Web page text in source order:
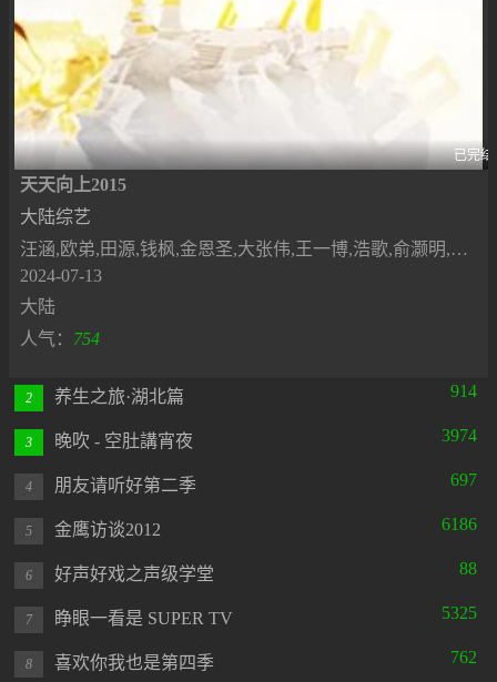
已完结
天天向上2015
大陆综艺
汪涵,欧弟,田源,钱枫,金恩圣,大张伟,王一博,浩歌,俞灏明,齐思钧,吴泽林,张颜齐,丁真珍珠,沙宝亮,潘粤明,胡海泉,王祖蓝
2024-07-13
大陆
人气： 754
2 养生之旅·湖北篇 914
3 晚吹 - 空肚講宵夜 3974
4 朋友请听好第二季 697
5 金鹰访谈2012 6186
6 好声好戏之声级学堂 88
7 睁眼一看是 SUPER TV 5325
8 喜欢你我也是第四季 762